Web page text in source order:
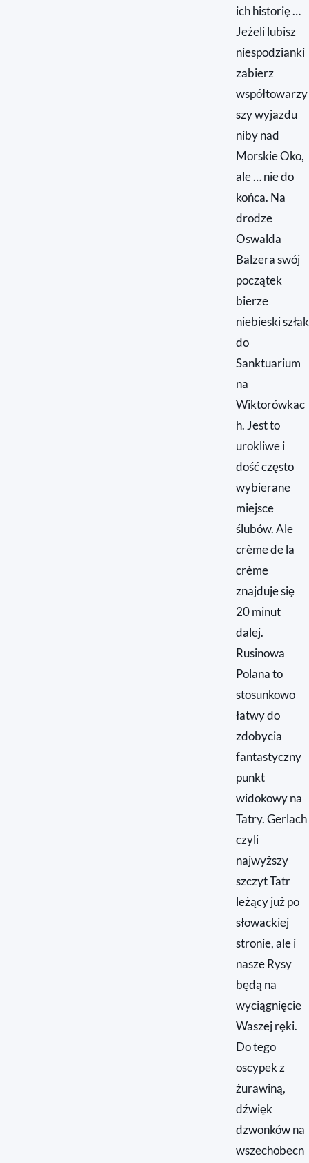
ich historię …
Jeżeli lubisz
niespodzianki
zabierz
współtowarzy
szy wyjazdu
niby nad
Morskie Oko,
ale … nie do
końca. Na
drodze
Oswalda
Balzera swój
początek
bierze
niebieski szłak
do
Sanktuarium
na
Wiktorówkac
h. Jest to
urokliwe i
dość często
wybierane
miejsce
ślubów. Ale
crème de la
crème
znajduje się
20 minut
dalej.
Rusinowa
Polana to
stosunkowo
łatwy do
zdobycia
fantastyczny
punkt
widokowy na
Tatry. Gerlach
czyli
najwyższy
szczyt Tatr
leżący już po
słowackiej
stronie, ale i
nasze Rysy
będą na
wyciągnięcie
Waszej ręki.
Do tego
oscypek z
żurawiną,
dźwięk
dzwonków na
wszechobecn